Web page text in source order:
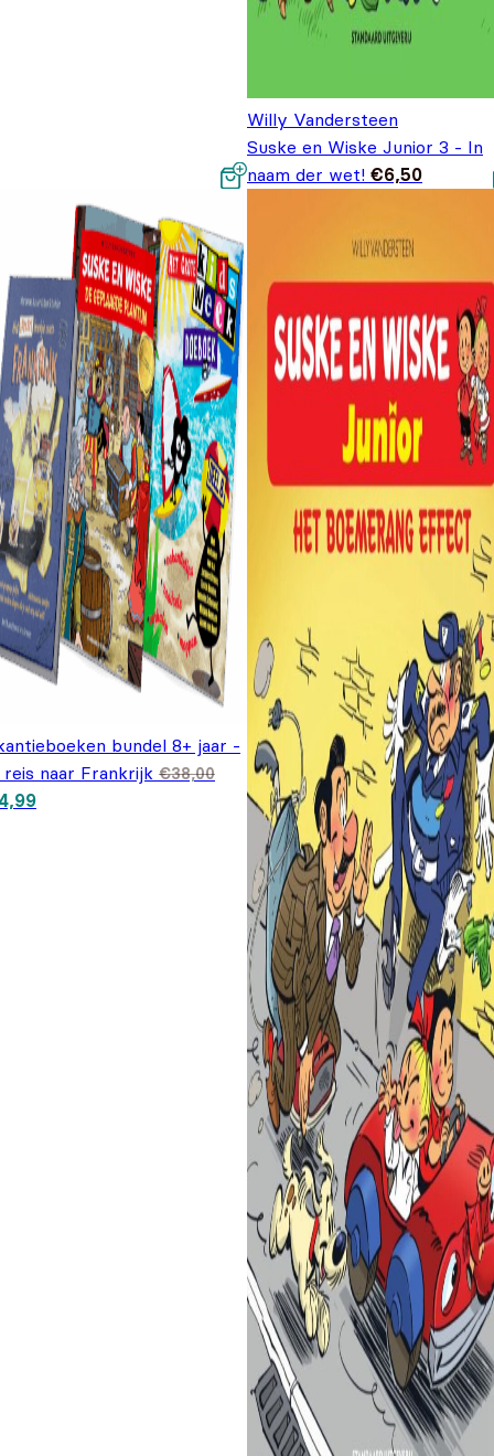
Willy Vandersteen
Suske en Wiske Junior 3 - In
naam der wet! €6,50
bundel 8+ jaar -
reis naar Frankrijk €38,00
prijs was:
Huidige prijs is: €24,99.